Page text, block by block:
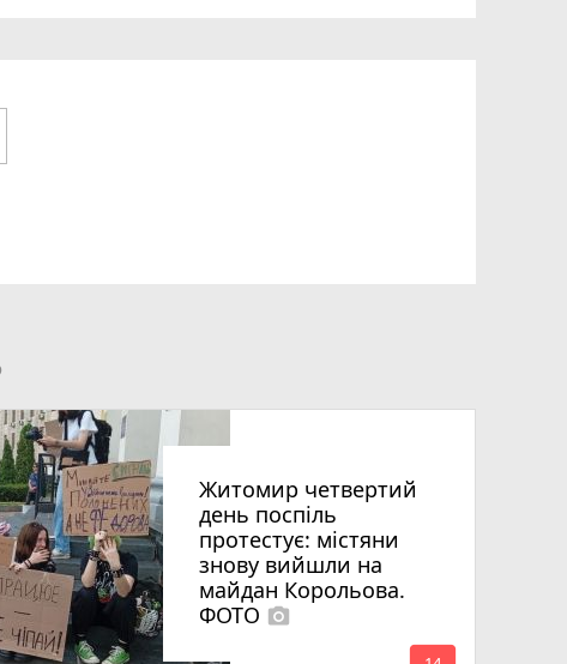
Житомир четвертий
день поспіль
протестує: містяни
знову вийшли на
майдан Корольова.
ФОТО photo_camera